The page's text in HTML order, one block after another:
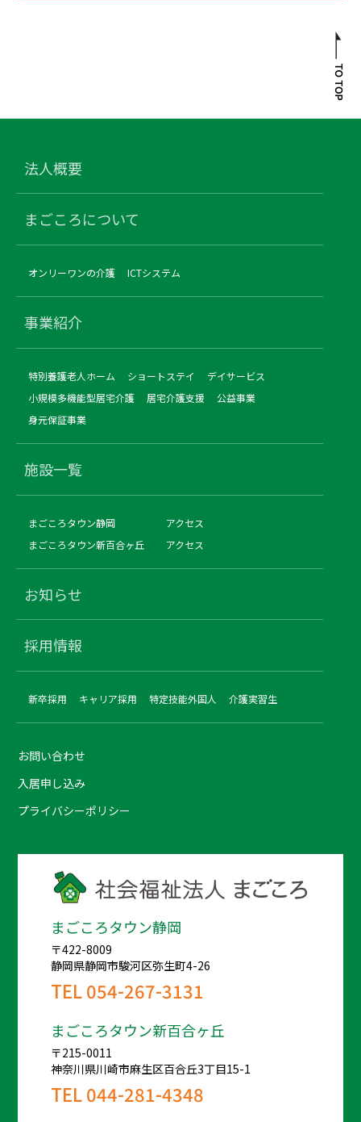
法人概要
まごころについて
オンリーワンの介護 ICTシステム
事業紹介
特別養護老人ホーム ショートステイ
デイサービス
小規模多機能型居宅介護
居宅介護支援
公益事業
身元保証事業
施設一覧
まごころタウン静岡
アクセス
まごころタウン新百合ヶ丘
アクセス
お知らせ
採用情報
新卒採用 キャリア採用 特定技能外国人 介護実習生
お問い合わせ
入居申し込み
プライバシーポリシー
まごころタウン静岡
〒422-8009
静岡県静岡市駿河区弥生町4-26
TEL054-267-3131
まごころタウン新百合ヶ丘
〒215-0011
神奈川県川崎市麻生区百合丘3丁目15-1
TEL044-281-4348